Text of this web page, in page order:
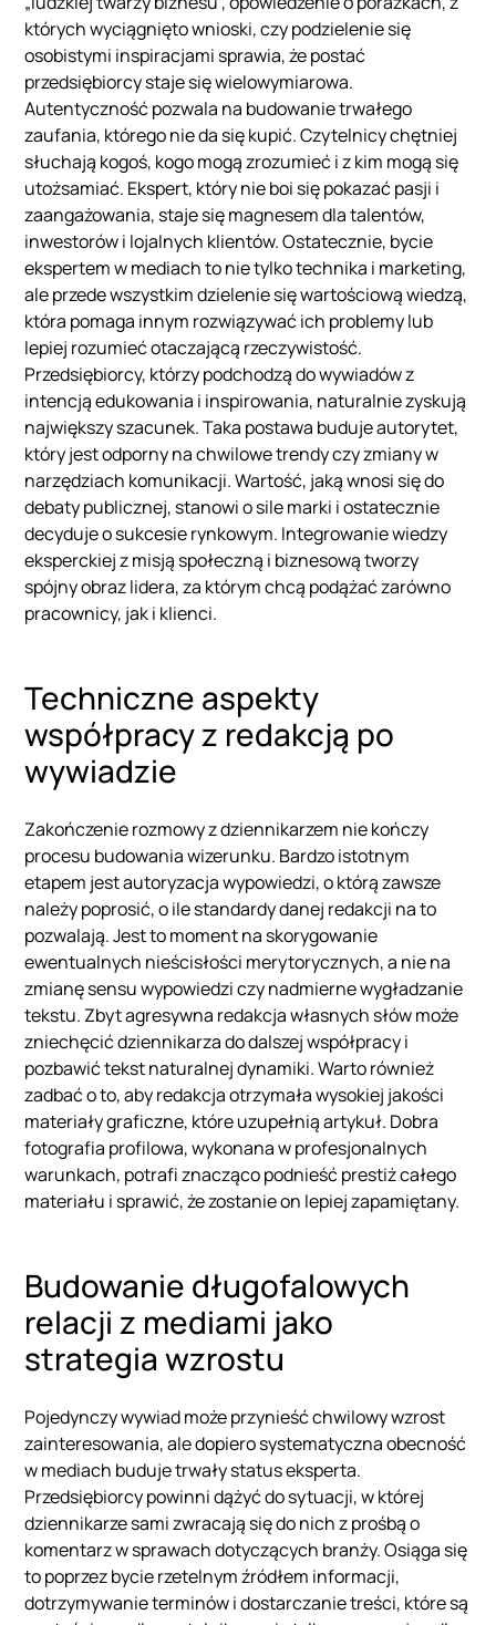
których wyciągnięto wnioski, czy podzielenie się
osobistymi inspiracjami sprawia, że postać
przedsiębiorcy staje się wielowymiarowa.
Autentyczność pozwala na budowanie trwałego
zaufania, którego nie da się kupić. Czytelnicy chętniej
słuchają kogoś, kogo mogą zrozumieć i z kim mogą się
utożsamiać. Ekspert, który nie boi się pokazać pasji i
zaangażowania, staje się magnesem dla talentów,
inwestorów i lojalnych klientów. Ostatecznie, bycie
ekspertem w mediach to nie tylko technika i marketing,
ale przede wszystkim dzielenie się wartościową wiedzą,
która pomaga innym rozwiązywać ich problemy lub
lepiej rozumieć otaczającą rzeczywistość.
Przedsiębiorcy, którzy podchodzą do wywiadów z
intencją edukowania i inspirowania, naturalnie zyskują
największy szacunek. Taka postawa buduje autorytet,
który jest odporny na chwilowe trendy czy zmiany w
narzędziach komunikacji. Wartość, jaką wnosi się do
debaty publicznej, stanowi o sile marki i ostatecznie
decyduje o sukcesie rynkowym. Integrowanie wiedzy
eksperckiej z misją społeczną i biznesową tworzy
spójny obraz lidera, za którym chcą podążać zarówno
pracownicy, jak i klienci.
Techniczne aspekty
współpracy z redakcją po
wywiadzie
Zakończenie rozmowy z dziennikarzem nie kończy
procesu budowania wizerunku. Bardzo istotnym
etapem jest autoryzacja wypowiedzi, o którą zawsze
należy poprosić, o ile standardy danej redakcji na to
pozwalają. Jest to moment na skorygowanie
ewentualnych nieścisłości merytorycznych, a nie na
zmianę sensu wypowiedzi czy nadmierne wygładzanie
tekstu. Zbyt agresywna redakcja własnych słów może
zniechęcić dziennikarza do dalszej współpracy i
pozbawić tekst naturalnej dynamiki. Warto również
zadbać o to, aby redakcja otrzymała wysokiej jakości
materiały graficzne, które uzupełnią artykuł. Dobra
fotografia profilowa, wykonana w profesjonalnych
warunkach, potrafi znacząco podnieść prestiż całego
materiału i sprawić, że zostanie on lepiej zapamiętany.
Budowanie długofalowych
relacji z mediami jako
strategia wzrostu
Pojedynczy wywiad może przynieść chwilowy wzrost
zainteresowania, ale dopiero systematyczna obecność
w mediach buduje trwały status eksperta.
Przedsiębiorcy powinni dążyć do sytuacji, w której
dziennikarze sami zwracają się do nich z prośbą o
komentarz w sprawach dotyczących branży. Osiąga się
to poprzez bycie rzetelnym źródłem informacji,
dotrzymywanie terminów i dostarczanie treści, które są